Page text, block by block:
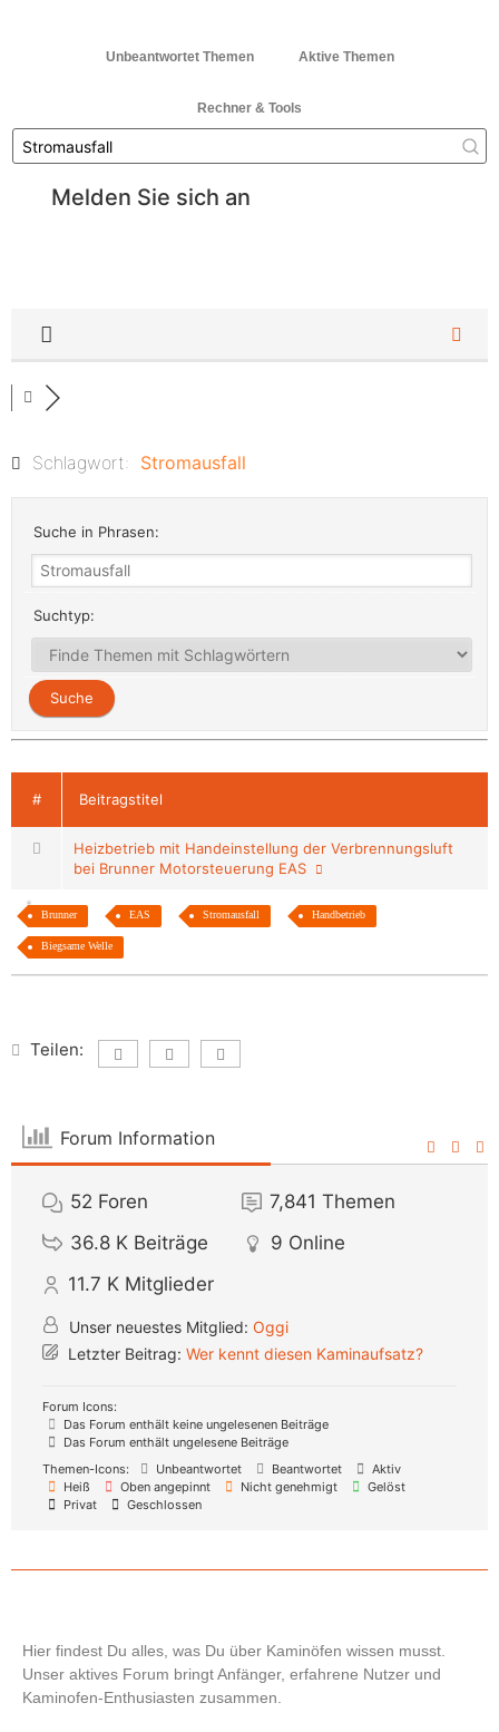
Unbeantwortet Themen Aktive Themen
Rechner & Tools
Melden Sie sich an
Schlagwort: Stromausfall
Suche in Phrasen:
Suchtyp:
# Beitragstitel
Heizbetrieb mit Handeinstellung der Verbrennungsluft
bei Brunner Motorsteuerung EAS
Brunner EAS Stromausfall Handbetrieb
Biegsame Welle
Teilen:
Forum Information
52 Foren 7,841 Themen
36.8 K Beiträge 9 Online
11.7 K Mitglieder
Unser neuestes Mitglied: Oggi
Letzter Beitrag: Wer kennt diesen Kaminaufsatz?
Forum Icons:
Das Forum enthält keine ungelesenen Beiträge
Das Forum enthält ungelesene Beiträge
Themen-Icons:
Unbeantwortet Beantwortet
Aktiv
Heiß
Oben angepinnt Nicht genehmigt
Gelöst
Privat
Geschlossen
Hier findest Du alles, was Du über Kaminöfen wissen musst.
Unser aktives Forum bringt Anfänger, erfahrene Nutzer und
Kaminofen-Enthusiasten zusammen.